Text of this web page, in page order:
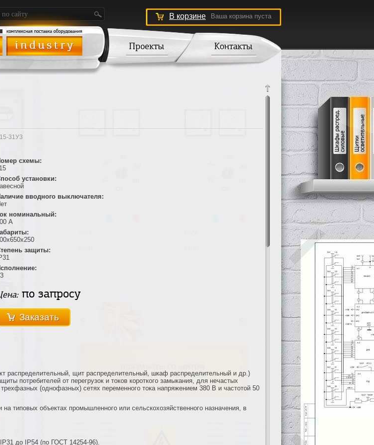
В корзине Ваша корзина пуста
Контакты
Проекты
31У3
схемы:
установки:
вводного выключателя:
номинальный:
А
защиты:
по запросу
Заказать
распределительный, щит распределительный, шкаф распределительный и др.)
потребителей от перегрузок и токов короткого замыкания, для нечастых
(однофазных) сетях переменного тока напряжением 380 В и частотой 50
типовых объектах промышленного или сельскохозяйственного назначения, в
до IP54 (по ГОСТ 14254-96).